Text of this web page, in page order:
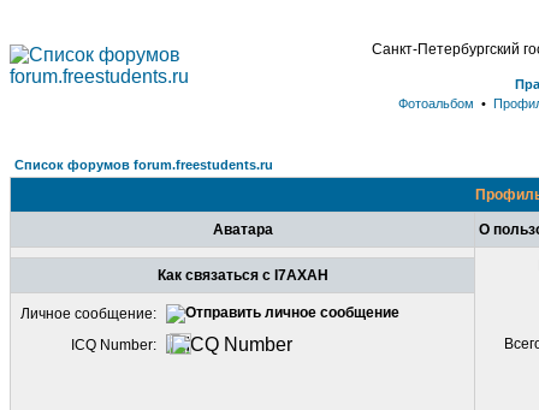
Санкт-Петербургский
Фотоальбом •
Список форумов forum.freestudents.ru
Аватара О
Как связаться с I7AXAH
Личное сообщение:
ICQ Number: